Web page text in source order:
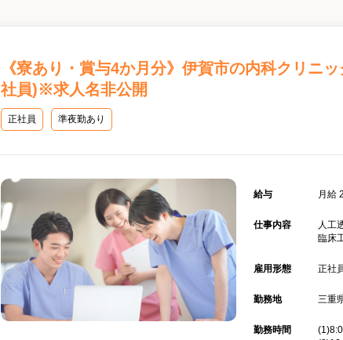
《寮あり・賞与4か月分》伊賀市の内科クリニ
社員)※求人名非公開
正社員 準夜勤あり
給与 月給
仕事内容
人工
臨床
雇用形態 正社
勤務地 三重
勤務時間